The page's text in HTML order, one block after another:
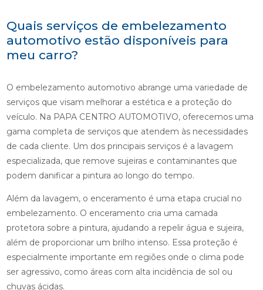
Quais serviços de embelezamento
automotivo estão disponíveis para
meu carro?
O embelezamento automotivo abrange uma variedade de
serviços que visam melhorar a estética e a proteção do
veículo. Na PAPA CENTRO AUTOMOTIVO, oferecemos uma
gama completa de serviços que atendem às necessidades
de cada cliente. Um dos principais serviços é a lavagem
especializada, que remove sujeiras e contaminantes que
podem danificar a pintura ao longo do tempo.
Além da lavagem, o enceramento é uma etapa crucial no
embelezamento. O enceramento cria uma camada
protetora sobre a pintura, ajudando a repelir água e sujeira,
além de proporcionar um brilho intenso. Essa proteção é
especialmente importante em regiões onde o clima pode
ser agressivo, como áreas com alta incidência de sol ou
chuvas ácidas.